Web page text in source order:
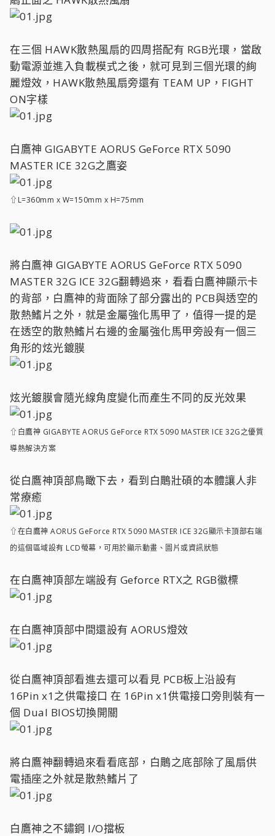
在三個 HAWK散熱風扇的四周搭配有 RGB光環，當啟
動電源並進入負載模式之後，就可見到三個光環的絢
麗燈效，HAWK散熱風扇旁還有 TEAM UP，FIGHT
ON字樣
白鷹神 GIGABYTE AORUS GeForce RTX 5090
MASTER ICE 32G之鷹姿
⇧L=360mm x W=150mm x H=75mm
將白鷹神 GIGABYTE AORUS GeForce RTX 5090
MASTER 32G ICE 32G翻轉過來，看看白鷹神顯示卡
的背部，白鷹神的背面除了部分露出的 PCB與透空的
散熱鰭片之外，就是金屬強化馬甲了，值得一提的是
在透空的散熱鰭片右邊的金屬強化馬甲旁設有一個三
角形的炫光鍍膜
炫光鍍膜會隨光線角度變化而產生不同的反光效果
⇧白鷹神 GIGABYTE AORUS GeForce RTX 5090 MASTER ICE 32G之優質
導熱解決方案
從白鷹神頂部鳥瞰下去，看到白鵰壯碩的本體讓人非
常療癒
⇧在白鷹神 AORUS GeForce RTX 5090 MASTER ICE 32G顯示卡頂部右端
的這個區域設有 LCD螢幕，可用於顯示動畫、圖片或資訊狀態
在白鷹神頂部左端設有 Geforce RTX之 RGB徽標
在白鷹神頂部中間還設有 AORUS燈效
從白鷹神頂部看進去還可以看見 PCB板上沿設有
16Pin x1之供電接口 在 16Pin x1供電接口旁則裝有一
個 Dual BIOS切換開關
將白鷹神翻轉過來看看底部，白鵰之底部除了風扇供
電插座之外就是散熱鰭片了
白鷹神之不鏽鋼 I/O擋板